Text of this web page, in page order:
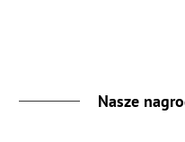
Nasze